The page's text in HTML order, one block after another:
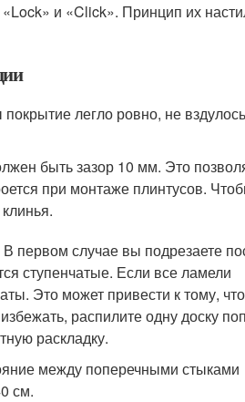
и «Click». Принцип их
легло ровно, не
быть зазор 10 мм. Это
при монтаже плинтусов.
В первом случае вы подрезаете
ступенчатые. Если все ламели
Это может привести к тому,
распилите одну доску
раскладку.
между поперечными стыками
см.